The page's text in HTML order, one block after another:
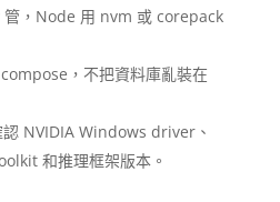
，Node 用 nvm 或 corepack
，不把資料庫亂裝在
NVIDIA Windows driver、
和推理框架版本。